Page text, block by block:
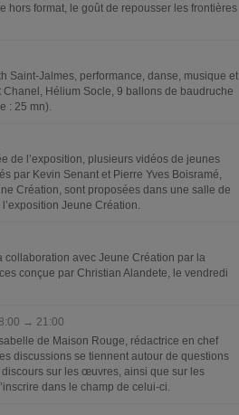
hors format, le goût de repousser les frontières
Saint-Jalmes, performance, danse, musique et
Hélium Socle, 9 ballons de baudruche
: 25 mn).
de l’exposition, plusieurs vidéos de jeunes
par Kevin Senant et Pierre Yves Boisramé,
Création, sont proposées dans une salle de
Jeune Création.
collaboration avec Jeune Création par la
conçue par Christian Alandete, le vendredi
→ 21:00
de Maison Rouge, rédactrice en chef
discussions se tiennent autour de questions
sur les œuvres, ainsi que sur les
dans le champ de celui-ci.